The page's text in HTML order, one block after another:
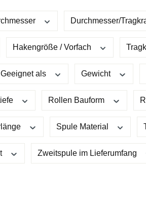
Durchmesser/
Hakengröße / Vorfach
Geeignet als Gewicht
Rollen Bauform
Spule Material
Zweitspule im Lieferumfang